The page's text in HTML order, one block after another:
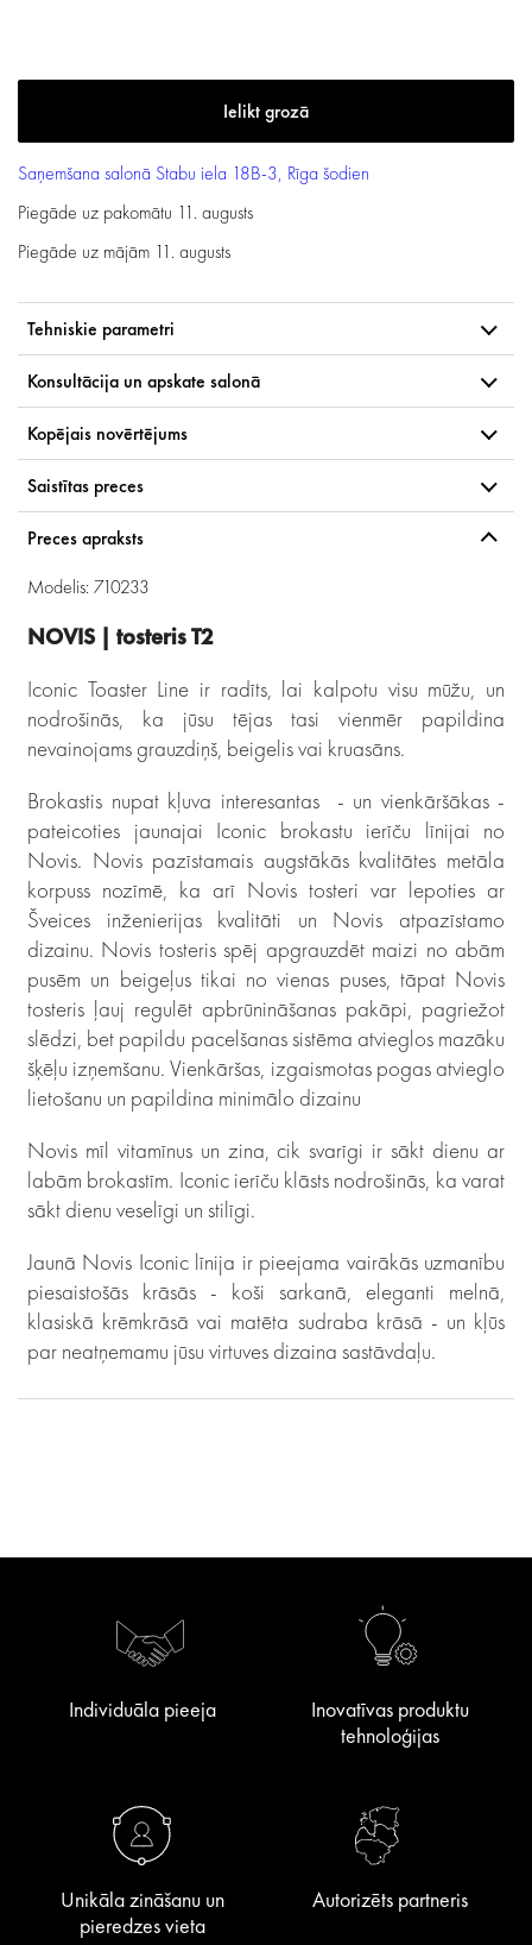
Saņemšana salonā Stabu iela 18B-3, Rīga šodien
Piegāde uz pakomātu 11. augusts
Piegāde uz mājām 11. augusts
Tehniskie parametri
Konsultācija un apskate salonā
Kopējais novērtējums
Saistītas preces
Preces apraksts
Modelis: 710233
NOVIS | tosteris T2
Iconic Toaster Line ir radīts, lai kalpotu visu mūžu, un
nodrošinās, ka jūsu tējas tasi vienmēr papildina
nevainojams grauzdiņš, beigelis vai kruasāns.
Brokastis nupat kļuva interesantas - un vienkāršākas -
pateicoties jaunajai Iconic brokastu ierīču līnijai no
Novis. Novis pazīstamais augstākās kvalitātes metāla
korpuss nozīmē, ka arī Novis tosteri var lepoties ar
Šveices inženierijas kvalitāti un Novis atpazīstamo
dizainu. Novis tosteris spēj apgrauzdēt maizi no abām
pusēm un beigeļus tikai no vienas puses, tāpat Novis
tosteris ļauj regulēt apbrūnināšanas pakāpi, pagriežot
slēdzi, bet papildu pacelšanas sistēma atvieglos mazāku
šķēļu izņemšanu. Vienkāršas, izgaismotas pogas atvieglo
lietošanu un papildina minimālo dizainu
Novis mīl vitamīnus un zina, cik svarīgi ir sākt dienu ar
labām brokastīm. Iconic ierīču klāsts nodrošinās, ka varat
sākt dienu veselīgi un stilīgi.
Jaunā Novis Iconic līnija ir pieejama vairākās uzmanību
piesaistošās krāsās - koši sarkanā, eleganti melnā,
klasiskā krēmkrāsā vai matēta sudraba krāsā - un kļūs
par neatņemamu jūsu virtuves dizaina sastāvdaļu.
Individuāla pieeja
Inovatīvas produktu
tehnoloģijas
Unikāla zināšanu un
pieredzes vieta
Autorizēts partneris